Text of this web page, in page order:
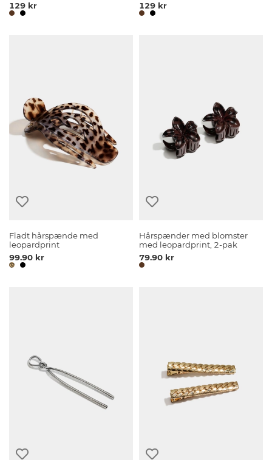
129 kr
129 kr
Fladt hårspænde med
leopardprint
99.90 kr
Hårspænder med blomster
med leopardprint, 2-pak
79.90 kr